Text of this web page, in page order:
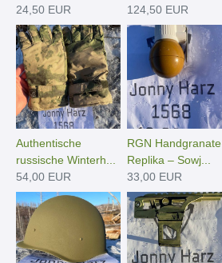
24,50 EUR
124,50 EUR
Authentische
russische Winterh...
54,00 EUR
RGN Handgranate
Replika – Sowj...
33,00 EUR